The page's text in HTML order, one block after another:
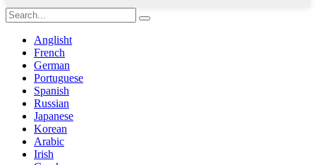
Anglisht
French
German
Portuguese
Spanish
Russian
Japanese
Korean
Arabic
Irish